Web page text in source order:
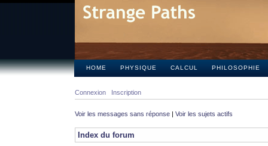
HOME PHYSIQUE CALCUL PHILOSOPHIE
Connexion Inscription
Voir les messages sans réponse | Voir les sujets actifs
Index du forum